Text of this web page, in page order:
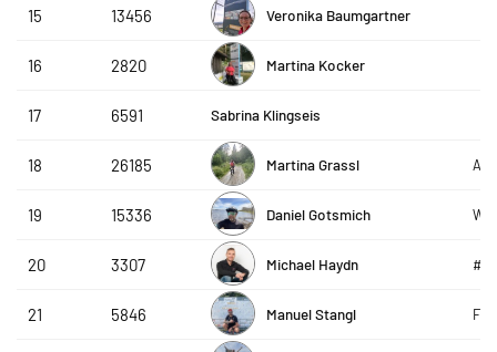
15 13456 Veronika Baumgartner
16 2820 Martina Kocker
17 6591 Sabrina Klingseis
18 26185 Martina Grassl
19 15336 Daniel Gotsmich
20 3307 Michael Haydn
21 5846 Manuel Stangl FC